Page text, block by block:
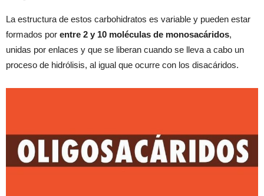
La estructura de estos carbohidratos es variable y pueden estar
formados por entre 2 y 10 moléculas de monosacáridos,
unidas por enlaces y que se liberan cuando se lleva a cabo un
proceso de hidrólisis, al igual que ocurre con los disacáridos.